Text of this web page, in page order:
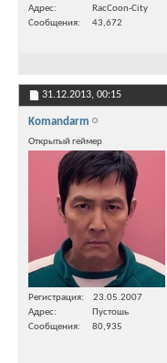
Адрес
RacCoon-City
Сообщения
43,672
31.12.2013, 00:15
Komandarm
Открытый геймер
Регистрация
23.05.2007
Адрес
Пустошь
Сообщения
80,935